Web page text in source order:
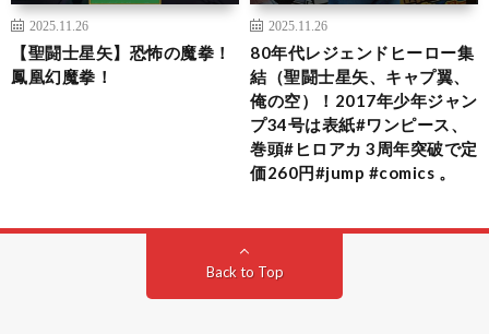
2025.11.26
【聖闘士星矢】恐怖の魔拳！
鳳凰幻魔拳！
2025.11.26
80年代レジェンドヒーロー集
結（聖闘士星矢、キャプ翼、
俺の空）！2017年少年ジャン
プ34号は表紙#ワンピース、
巻頭#ヒロアカ 3周年突破で定
価260円#jump #comics 。
Back to Top